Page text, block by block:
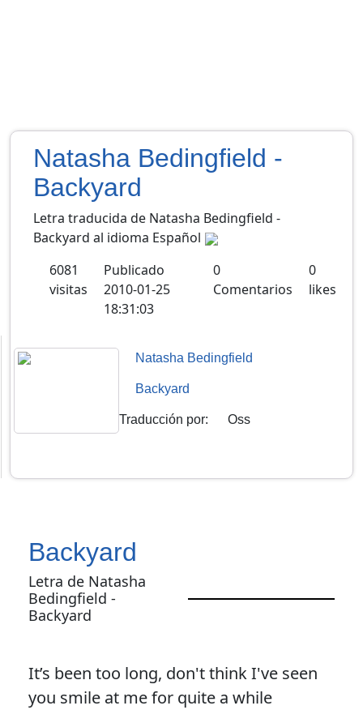
Natasha Bedingfield -
Backyard
Letra traducida de Natasha Bedingfield -
Backyard al idioma Español
6081
visitas
Publicado
2010-01-25
18:31:03
0
Comentarios
0
likes
Natasha Bedingfield
Backyard
Traducción por: Oss
Backyard
Letra de Natasha
Bedingfield -
Backyard
It’s been too long, don't think I've seen
you smile at me for quite a while